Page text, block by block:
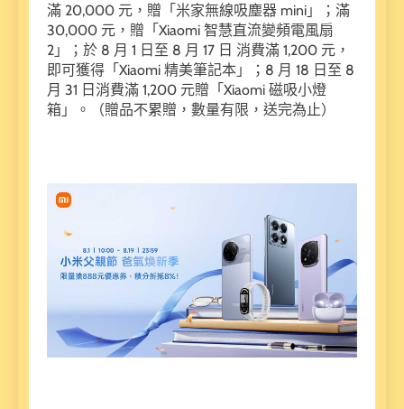
滿 20,000 元，贈「米家無線吸塵器 mini」；滿
30,000 元，贈「Xiaomi 智慧直流變頻電風扇
2」；於 8 月 1 日至 8 月 17 日 消費滿 1,200 元，
即可獲得「Xiaomi 精美筆記本」；8 月 18 日至 8
月 31 日消費滿 1,200 元贈「Xiaomi 磁吸小燈
箱」。（贈品不累贈，數量有限，送完為止）